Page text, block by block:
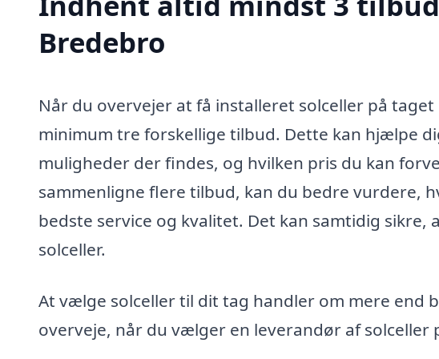
Bredebro
Når du overvejer at få installeret solceller på
minimum tre forskellige tilbud. Dette kan hjælpe
muligheder der findes, og hvilken pris du kan
sammenligne flere tilbud, kan du bedre vurdere,
bedste service og kvalitet. Det kan samtidig
solceller.
At vælge solceller til dit tag handler om mere end
overveje, når du vælger en leverandør af solceller